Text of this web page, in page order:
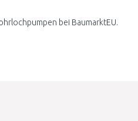
bei BaumarktEU.